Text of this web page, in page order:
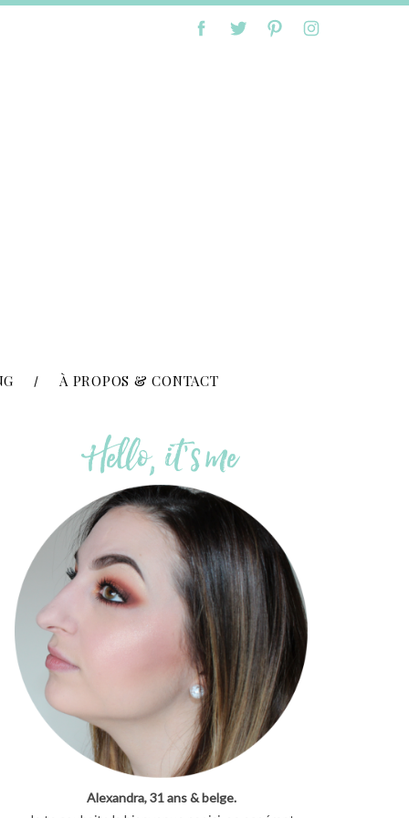
À PROPOS & CONTACT
Alexandra, 31 ans & belge.